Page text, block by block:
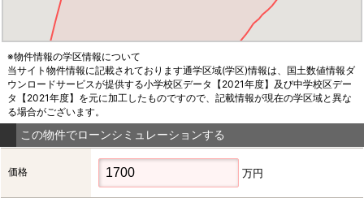
※物件情報の学区情報について
当サイト物件情報に記載されております通学区域(学区)情報は、国土数値情報ダ
ウンロードサービスが提供する小学校区データ【2021年度】及び中学校区デー
タ【2021年度】を元に加工したものですので、記載情報が現在の学区域と異な
る場合がございます。
この物件でローンシミュレーションする
価格 万円